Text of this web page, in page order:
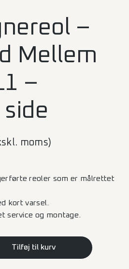
–
Mellem
–
moms)
reoler som er målrettet
kort varsel.
service og montage.
Tilføj til kurv